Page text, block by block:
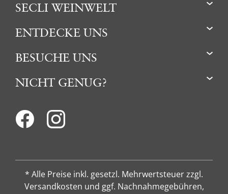
SECLI WEINWELT
ENTDECKE UNS
BESUCHE UNS
NICHT GENUG?
* Alle Preise inkl. gesetzl. Mehrwertsteuer zzgl.
Versandkosten und ggf. Nachnahmegebühren,